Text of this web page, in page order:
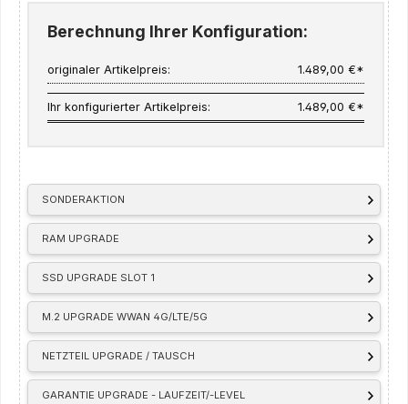
SONDERAKTION
RAM UPGRADE
SSD UPGRADE SLOT 1
M.2 UPGRADE WWAN 4G/LTE/5G
NETZTEIL UPGRADE / TAUSCH
GARANTIE UPGRADE - LAUFZEIT/-LEVEL
Berechnung Ihrer Konfiguration:
originaler Artikelpreis: 1.489,00 €*
Ihr konfigurierter Artikelpreis: 1.489,00 €*